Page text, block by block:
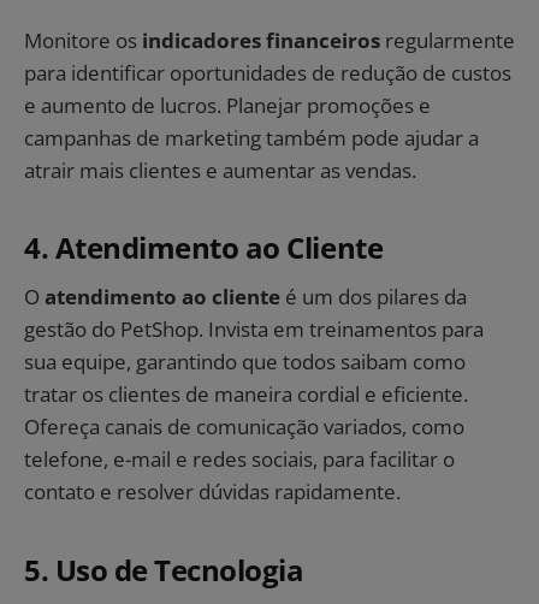
Monitore os indicadores financeiros regularmente
para identificar oportunidades de redução de custos
e aumento de lucros. Planejar promoções e
campanhas de marketing também pode ajudar a
atrair mais clientes e aumentar as vendas.
4. Atendimento ao Cliente
O atendimento ao cliente é um dos pilares da
gestão do PetShop. Invista em treinamentos para
sua equipe, garantindo que todos saibam como
tratar os clientes de maneira cordial e eficiente.
Ofereça canais de comunicação variados, como
telefone, e-mail e redes sociais, para facilitar o
contato e resolver dúvidas rapidamente.
5. Uso de Tecnologia